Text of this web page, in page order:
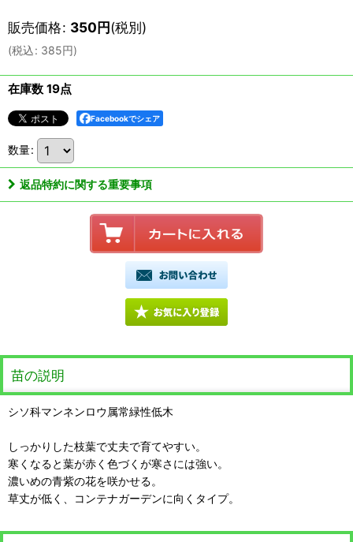
販売価格: 350円(税別)
(税込: 385円)
在庫数 19点
Facebookでシェア
数量:
返品特約に関する重要事項
苗の説明
シソ科マンネンロウ属常緑性低木
しっかりした枝葉で丈夫で育てやすい。
寒くなると葉が赤く色づくが寒さには強い。
濃いめの青紫の花を咲かせる。
草丈が低く、コンテナガーデンに向くタイプ。